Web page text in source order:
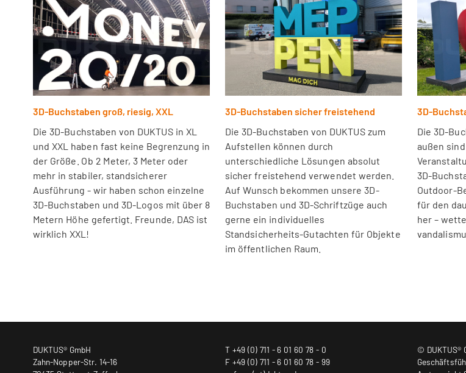
3D-Buchstaben groß, riesig, XXL
Die 3D-Buchstaben von DUKTUS in XL
und XXL haben fast keine Begrenzung in
der Größe. Ob 2 Meter, 3 Meter oder
mehr in stabiler, standsicherer
Ausführung - wir haben schon einzelne
3D-Buchstaben und 3D-Logos mit über 8
Metern Höhe gefertigt. Freunde, DAS ist
wirklich XXL!
3D-Buchstaben sicher freistehend
Die 3D-Buchstaben von DUKTUS zum
Aufstellen können durch
unterschiedliche Lösungen absolut
sicher freistehend verwendet werden.
Auf Wunsch bekommen unsere 3D-
Buchstaben und 3D-Schriftzüge auch
gerne ein individuelles
Standsicherheits-Gutachten für Objekte
im öffentlichen Raum.
3D-
Die 3D-
außen
3D-
Outdoor-
für den
her –
DUKTUS® GmbH
Zahn-Nopper-Str. 14-16
T +49 (0) 711 - 6 01 60 78 - 0
F +49 (0) 711 - 6 01 60 78 - 99
© DUKTUS®